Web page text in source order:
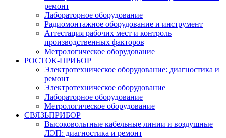
ремонт
Лабораторное оборудование
Радиомонтажное оборудование и инструмент
Аттестация рабочих мест и контроль
производственных факторов
Метрологическое оборудование
РОСТОК-ПРИБОР
Электротехническое оборудование: диагностика и
ремонт
Электротехническое оборудование
Лабораторное оборудование
Метрологическое оборудование
СВЯЗЬПРИБОР
Высоковольтные кабельные линии и воздушные
ЛЭП: диагностика и ремонт